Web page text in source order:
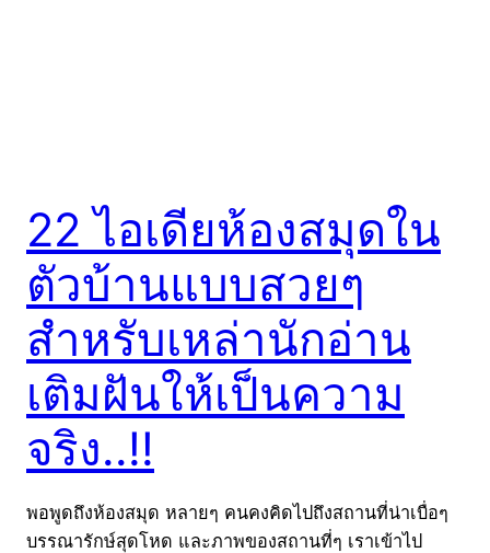
22 ไอเดียห้องสมุดใน
ตัวบ้านแบบสวยๆ
สำหรับเหล่านักอ่าน
เติมฝันให้เป็นความ
จริง..!!
พอพูดถึงห้องสมุด หลายๆ คนคงคิดไปถึงสถานที่น่าเบื่อๆ
บรรณารักษ์สุดโหด และภาพของสถานที่ๆ เราเข้าไป